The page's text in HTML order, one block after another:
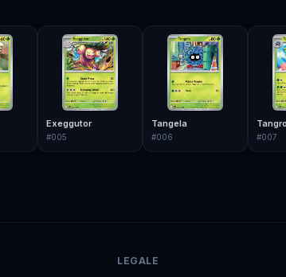
Exeggutor
#005
Tangela
#006 #007
LEGALE